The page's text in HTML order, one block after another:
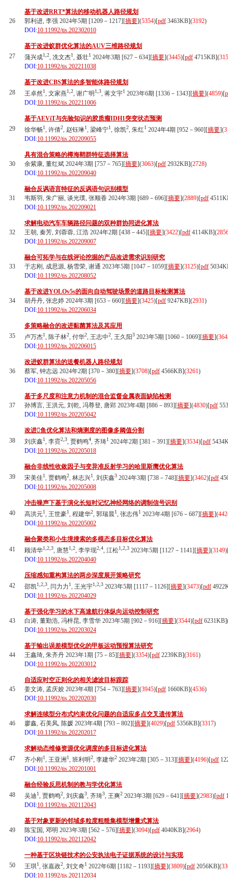
26
基于改进RRT*算法的移动机器人路径规划
郭利进, 李强 2024年5期 [1209－1217][摘要](5354)[pdf 3463KB](3192)
DOI:10.11992/tis.202302010
27
基于改进蚁群优化算法的AUV三维路径规划
蒲兴成1,2, 冼文杰1, 聂壮1 2024年3期 [627－634][摘要](3445)[pdf 4715KB](
DOI:10.11992/tis.202211038
28
基于改进CBS算法的多智能体路径规划
王卓然1, 文家燕1,2, 谢广明 1,3, 蒋文宇1 2023年6期 [1336－1343][摘要](4859)[
DOI:10.11992/tis.202211006
29
基于AEViT与先验知识的胶质瘤IDH1突变状态预测
徐华畅1, 许倩2, 赵钰琳1, 梁峰宁1, 徐凯2, 朱红1 2024年4期 [952－960][摘要](
DOI:10.11992/tis.202209055
30
具有混合策略的樽海鞘群特征选择算法
余紫康, 董红斌 2024年3期 [757－765][摘要](3063)[pdf 2932KB](2728)
DOI:10.11992/tis.202209040
31
融合反讽语言特征的反讽语句识别模型
韦斯羽, 朱广丽, 谈光璞, 张顺香 2024年3期 [689－696][摘要](2889)[pdf
DOI:10.11992/tis.202209021
32
求解电动汽车车辆路径问题的双种群协同进化算法
王朝, 秦芳, 刘蓉蓉, 江浩 2024年2期 [438－445][摘要](3422)[pdf 4114KB](
DOI:10.11992/tis.202209007
33
融合可拓学与在线评论挖掘的产品改进需求识别研究
于志刚, 成思源, 杨雪荣, 谢通 2023年5期 [1047－1059][摘要](3125)[pdf
DOI:10.11992/tis.202208052
34
基于改进YOLOv5s的面向自动驾驶场景的道路目标检测算法
胡丹丹, 张忠婷 2024年3期 [653－660][摘要](3425)[pdf 9247KB](2931)
DOI:10.11992/tis.202206034
35
多策略融合的改进黏菌算法及其应用
卢万杰1, 陈子林2, 付华2, 王志中2, 王久阳3 2023年5期 [1060－1069][摘要](
DOI:10.11992/tis.202206015
36
改进蚁群算法的送餐机器人路径规划
蔡军, 钟志远 2024年2期 [370－380][摘要](3708)[pdf 4566KB](3261)
DOI:10.11992/tis.202205056
37
基于多尺度和注意力机制的混合监督金属表面缺陷检测
孙博言, 王洪元, 刘乾, 冯尊登, 唐郢 2023年4期 [886－893][摘要](4830)[pdf
DOI:10.11992/tis.202205042
38
改进鱼优化算法和熵测度的图像多阈值分割
刘庆鑫1, 李霓2,3, 贾鹤鸣4, 齐琦1 2024年2期 [381－391][摘要](3534)[pdf
DOI:10.11992/tis.202205018
39
融合非线性收敛因子与变异准反射学习的哈里斯鹰优化算法
宋美佳1, 贾鹤鸣2, 林志兴1, 刘庆鑫3 2024年3期 [738－748][摘要](3462)[pdf
DOI:10.11992/tis.202205008
40
冲击噪声下基于演化长短时记忆神经网络的调制信号识别
高洪元1, 王世豪1, 程建华2, 郭瑞晨1, 张志伟1 2023年4期 [676－687][摘要](
DOI:10.11992/tis.202205002
41
融合聚类和小生境搜索的多模态多目标优化算法
顾清华1,2,3, 唐慧1,2, 李学现2,4, 江松1,2,3 2023年5期 [1127－1141][摘要](3149)
DOI:10.11992/tis.202204040
42
压缩感知重构算法的两步深度展开策略研究
邵凯1,2,3, 闫力力1, 王光宇1,2,3 2023年5期 [1117－1126][摘要](3473)[pdf
DOI:10.11992/tis.202204029
43
基于强化学习的水下高速航行体纵向运动控制研究
白涛, 董勤浩, 冯梓昆, 李雪华 2023年5期 [902－916][摘要](3544)[pdf 6231KB]
DOI:10.11992/tis.202203024
44
基于输出误差模型优化的甲板运动预报算法研究
王鑫琦, 朱齐丹 2023年1期 [75－85][摘要](3354)[pdf 2239KB](3161)
DOI:10.11992/tis.202203012
45
自适应时空正则化的相关滤波目标跟踪
姜文涛, 孟庆姣 2023年4期 [754－763][摘要](3945)[pdf 1660KB](4536)
DOI:10.11992/tis.202202030
46
求解连续型分布式约束优化问题的自适应多点交叉遗传算法
廖鑫, 石美凤, 陈媛 2023年4期 [793－802][摘要](4029)[pdf 5356KB](3317)
DOI:10.11992/tis.202202017
47
求解动态维修资源优化调度的多目标进化算法
齐小刚 1, 王亚洲 1, 班利明2, 李建华2 2023年2期 [305－313][摘要](4196)[pdf
DOI:10.11992/tis.202201001
48
融合经验反思机制的教与学优化算法
吴迪1, 贾鹤鸣2, 刘庆鑫3, 齐琦3, 王爽2 2023年3期 [629－641][摘要](2983)[pdf
DOI:10.11992/tis.202112043
49
基于对象更新的邻域多粒度粗糙集模型增量式算法
陈宝国, 邓明 2023年3期 [562－576][摘要](3094)[pdf 4040KB](2964)
DOI:10.11992/tis.202112042
50
一种基于区块链技术的公安执法电子证据系统的设计与实现
王琪1, 张嘉政2, 刘文奇1 2022年6期 [1182－1193][摘要](3809)[pdf 2056KB](
DOI:10.11992/tis.202112034